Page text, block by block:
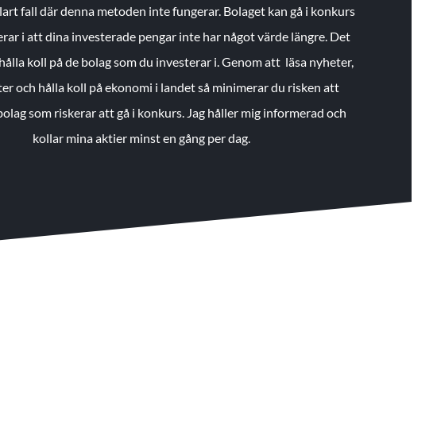
fall där denna metoden inte fungerar. Bolaget kan gå i konkurs
i att dina investerade pengar inte har något värde längre. Det
koll på de bolag som du investerar i. Genom att läsa nyheter,
och hålla koll på ekonomi i landet så minimerar du risken att
som riskerar att gå i konkurs. Jag håller mig informerad och
kollar mina aktier minst en gång per dag.